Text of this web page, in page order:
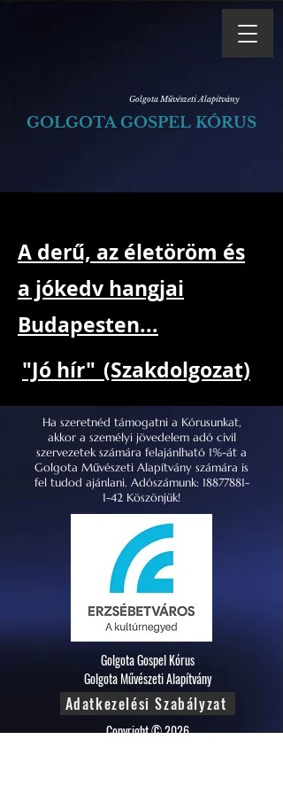
Golgota Művészeti Alapítvány
GOLGOTA GOSPEL KÓRUS
A derű, az életöröm és
a jókedv hangjai
Budapesten...
"Jó hír"_(Szakdolgozat)
Ha szeretnéd támogatni a Kórusunkat,
akkor a személyi jövedelem adó civil
szervezetek számára felajánlható 1%-át a
Golgota Művészeti Alapítvány számára is
fel tudod ajánlani. Adószámunk: 18877881-
1-42 Köszönjük!
Golgota Gospel Kórus
Golgota Művészeti Alapítvány
Copyright © 2026
Adatkezelési Szabályzat